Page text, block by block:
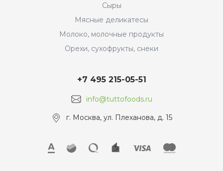
Сыры
Мясные деликатесы
Молоко, молочные продукты
Орехи, сухофрукты, снеки
info@tuttofoods.ru
+7 495 215-05-51
г. Москва, ул. Плеханова, д. 15